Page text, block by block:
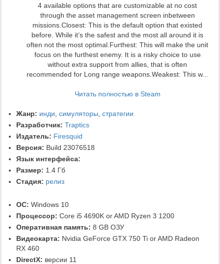
4 available options that are customizable at no cost
through the asset management screen inbetween
missions.Closest: This is the default option that existed
before. While it’s the safest and the most all around it is
often not the most optimal.Furthest: This will make the unit
focus on the furthest enemy. It is a risky choice to use
without extra support from allies, that is often
recommended for Long range weapons.Weakest: This w...
Читать полностью в Steam
Жанр: инди симуляторы стратегии
Разработчик: Traptics
Издатель: Firesquid
Версия: Build 23076518
Язык интерфейса:
Размер: 1.4 Гб
Стадия: релиз
ОС: Windows 10
Процессор: Core i5 4690K or AMD Ryzen 3 1200
Оперативная память: 8 GB ОЗУ
Видеокарта: Nvidia GeForce GTX 750 Ti or AMD Radeon
RX 460
DirectX: версии 11